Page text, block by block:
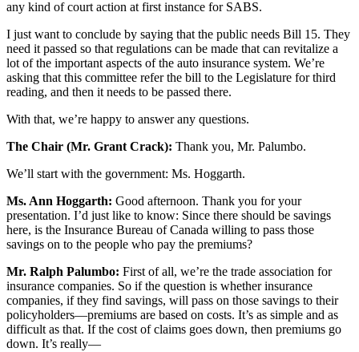
any kind of court action at first instance for SABS.
I just want to conclude by saying that the public needs Bill 15. They
need it passed so that regulations can be made that can revitalize a
lot of the important aspects of the auto insurance system. We’re
asking that this committee refer the bill to the Legislature for third
reading, and then it needs to be passed there.
With that, we’re happy to answer any questions.
The Chair (Mr. Grant Crack): Thank you, Mr. Palumbo.
We’ll start with the government: Ms. Hoggarth.
Ms. Ann Hoggarth: Good afternoon. Thank you for your
presentation. I’d just like to know: Since there should be savings
here, is the Insurance Bureau of Canada willing to pass those
savings on to the people who pay the premiums?
Mr. Ralph Palumbo: First of all, we’re the trade association for
insurance companies. So if the question is whether insurance
companies, if they find savings, will pass on those savings to their
policyholders—premiums are based on costs. It’s as simple and as
difficult as that. If the cost of claims goes down, then premiums go
down. It’s really—